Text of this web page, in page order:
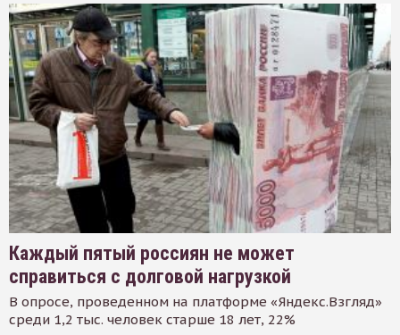
Каждый пятый россиян не может
справиться с долговой нагрузкой
В опросе, проведенном на платформе «Яндекс.Взгляд»
среди 1,2 тыс. человек старше 18 лет, 22%